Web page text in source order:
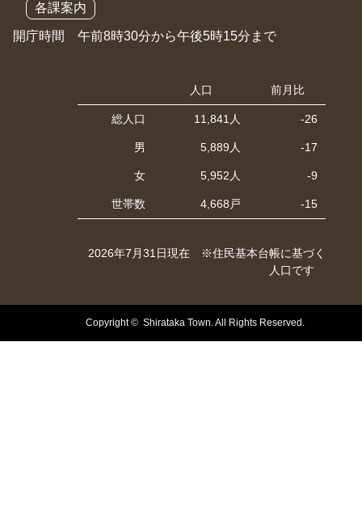
各課案内
開庁時間 午前8時30分から午後5時15分まで
人口 前月比
総人口 11,841人 -26
男 5,889人 -17
女 5,952人 -9
世帯数 4,668戸 -15
2026年7月31日現在 ※住民基本台帳に基づく
人口です
Copyright © Shirataka Town. All Rights Reserved.